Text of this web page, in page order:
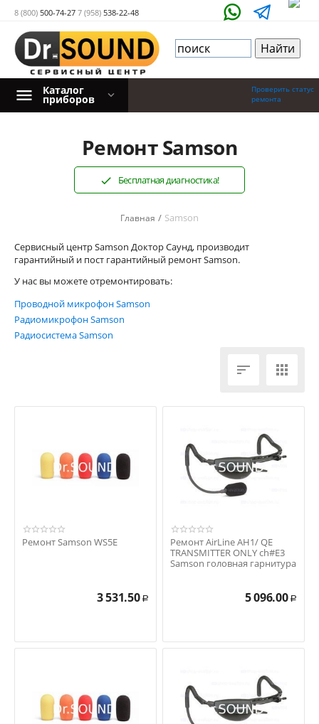
8 (800) 500-74-27 7 (958) 538-22-48
Проверить статус
ремонта
Каталог
приборов
Ремонт Samson
Бесплатная диагностика!
Главная / Samson
Сервисный центр Samson Доктор Саунд, производит
гарантийный и пост гарантийный ремонт Samson.
У нас вы можете отремонтировать:
Проводной микрофон Samson
Радиомикрофон Samson
Радиосистема Samson
 
Ремонт Samson WS5E
3 531.50 Р
Ремонт AirLine AH1/ QE
TRANSMITTER ONLY ch#E3
Samson головная гарнитура
5 096.00 Р